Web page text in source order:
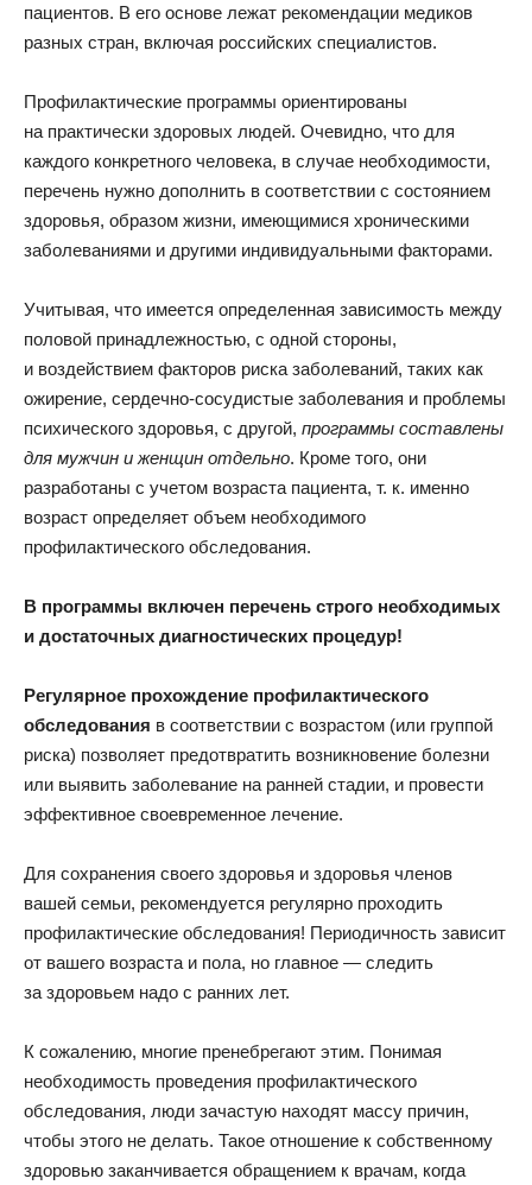
пациентов. В его основе лежат рекомендации медиков
разных стран, включая российских специалистов.
Профилактические программы ориентированы
на практически здоровых людей. Очевидно, что для
каждого конкретного человека, в случае необходимости,
перечень нужно дополнить в соответствии с состоянием
здоровья, образом жизни, имеющимися хроническими
заболеваниями и другими индивидуальными факторами.
Учитывая, что имеется определенная зависимость между
половой принадлежностью, с одной стороны,
и воздействием факторов риска заболеваний, таких как
ожирение, сердечно-сосудистые заболевания и проблемы
психического здоровья, с другой, программы составлены
для мужчин и женщин отдельно. Кроме того, они
разработаны с учетом возраста пациента, т. к. именно
возраст определяет объем необходимого
профилактического обследования.
В программы включен перечень строго необходимых
и достаточных диагностических процедур!
Регулярное прохождение профилактического
обследования в соответствии с возрастом (или группой
риска) позволяет предотвратить возникновение болезни
или выявить заболевание на ранней стадии, и провести
эффективное своевременное лечение.
Для сохранения своего здоровья и здоровья членов
вашей семьи, рекомендуется регулярно проходить
профилактические обследования! Периодичность зависит
от вашего возраста и пола, но главное — следить
за здоровьем надо с ранних лет.
К сожалению, многие пренебрегают этим. Понимая
необходимость проведения профилактического
обследования, люди зачастую находят массу причин,
чтобы этого не делать. Такое отношение к собственному
здоровью заканчивается обращением к врачам, когда